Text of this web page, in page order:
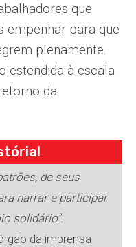
que
empenhar para que
plenamente.
estendida à escala
da
de seus
narrar e participar
solidário".
da imprensa